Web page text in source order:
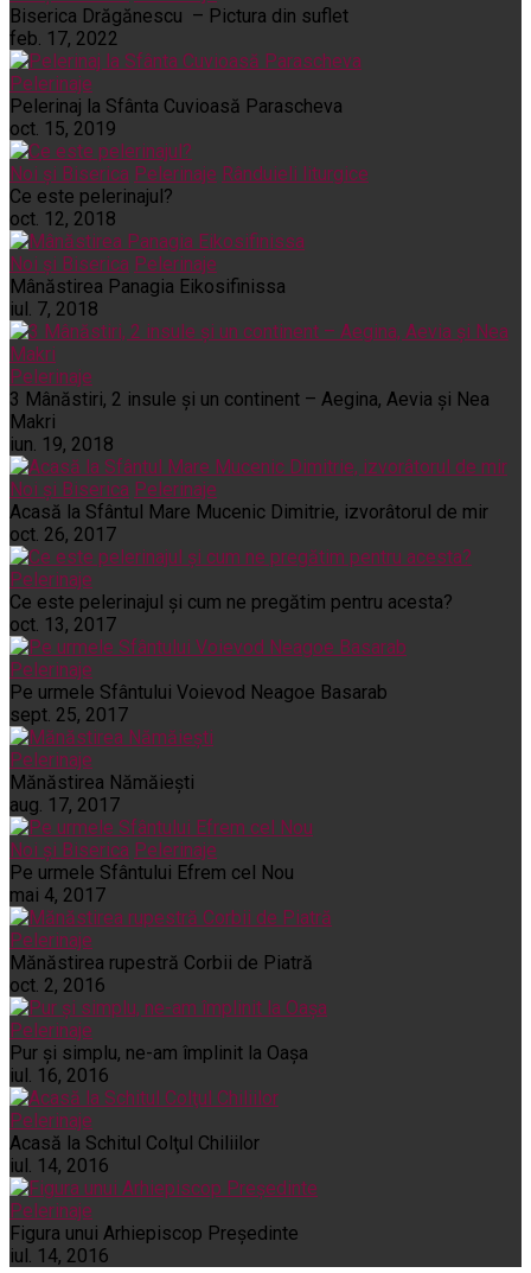
Biserica Drăgănescu – Pictura din suflet
feb. 17, 2022
Pelerinaje
Pelerinaj la Sfânta Cuvioasă Parascheva
oct. 15, 2019
Noi și Biserica Pelerinaje Rânduieli liturgice
Ce este pelerinajul?
oct. 12, 2018
Noi și Biserica Pelerinaje
Mânăstirea Panagia Eikosifinissa
iul. 7, 2018
Pelerinaje
3 Mânăstiri, 2 insule și un continent – Aegina, Aevia și Nea
Makri
iun. 19, 2018
Noi și Biserica Pelerinaje
Acasă la Sfântul Mare Mucenic Dimitrie, izvorâtorul de mir
oct. 26, 2017
Pelerinaje
Ce este pelerinajul şi cum ne pregătim pentru acesta?
oct. 13, 2017
Pelerinaje
Pe urmele Sfântului Voievod Neagoe Basarab
sept. 25, 2017
Pelerinaje
Mănăstirea Nămăiești
aug. 17, 2017
Noi și Biserica Pelerinaje
Pe urmele Sfântului Efrem cel Nou
mai 4, 2017
Pelerinaje
Mănăstirea rupestră Corbii de Piatră
oct. 2, 2016
Pelerinaje
Pur şi simplu, ne-am împlinit la Oaşa
iul. 16, 2016
Pelerinaje
Acasă la Schitul Colţul Chiliilor
iul. 14, 2016
Pelerinaje
Figura unui Arhiepiscop Preşedinte
iul. 14, 2016